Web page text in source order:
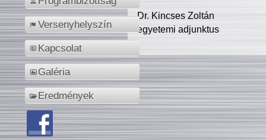
Versenyhelyszín
Kapcsolat
Galéria
Eredmények
Dr. Kincses Zoltán
egyetemi adjunktus